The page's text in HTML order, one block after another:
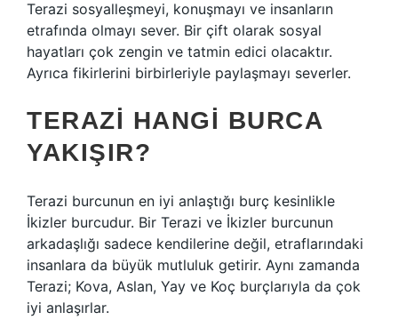
Terazi sosyalleşmeyi, konuşmayı ve insanların
etrafında olmayı sever. Bir çift olarak sosyal
hayatları çok zengin ve tatmin edici olacaktır.
Ayrıca fikirlerini birbirleriyle paylaşmayı severler.
TERAZI HANGI BURCA
YAKIŞIR?
Terazi burcunun en iyi anlaştığı burç kesinlikle
İkizler burcudur. Bir Terazi ve İkizler burcunun
arkadaşlığı sadece kendilerine değil, etraflarındaki
insanlara da büyük mutluluk getirir. Aynı zamanda
Terazi; Kova, Aslan, Yay ve Koç burçlarıyla da çok
iyi anlaşırlar.